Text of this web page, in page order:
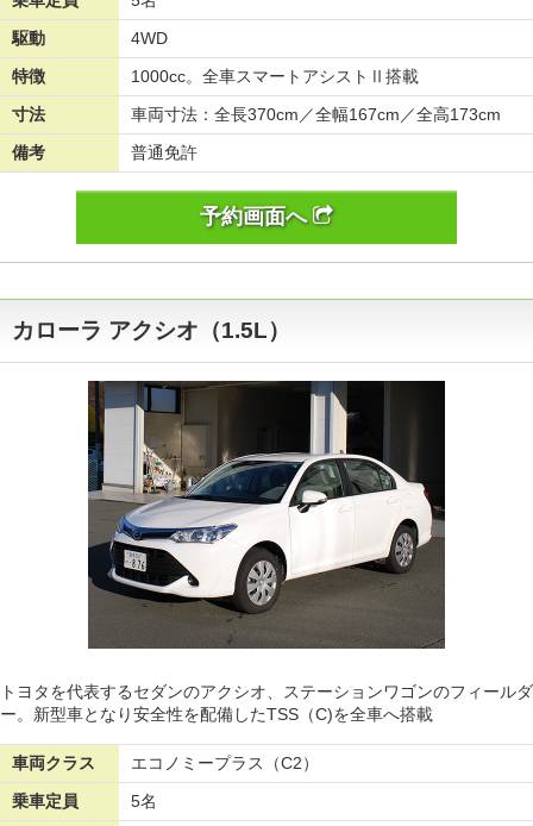
駆動
4WD
特徴
1000cc。全車スマートアシストⅡ搭載
寸法
車両寸法：全長370cm／全幅167cm／全高173cm
備考
普通免許
予約画面へ
カローラ アクシオ（1.5L）
トヨタを代表するセダンのアクシオ、ステーションワゴンのフィールダ
ー。新型車となり安全性を配備したTSS（C)を全車へ搭載
車両クラス
エコノミープラス（C2）
乗車定員
5名